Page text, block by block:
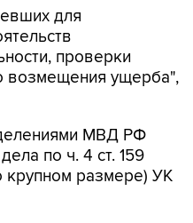
для
проверки
возмещения ущерба",
МВД РФ
по ч. 4 ст. 159
крупном размере) УК